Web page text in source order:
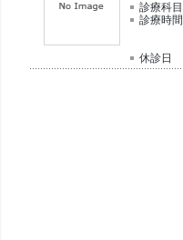
診療科目
診療時間
休診日